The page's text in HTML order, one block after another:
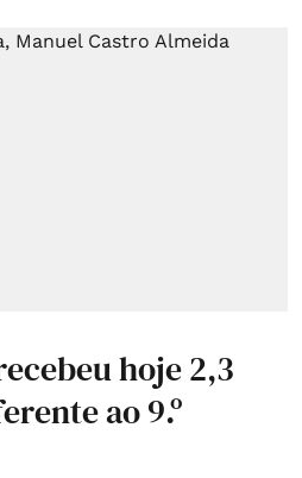
hoje 2,3
ao 9.º